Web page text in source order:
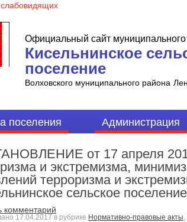
Официальный сайт муниципального
Кисельнинское
поселение
Волховского муниципального района
поселения Администрация
от 17 апреля
и экстремизма,
терроризма и
сельское
комментарий
17.04.2017 в рубрике Нормативно-правовые акты,